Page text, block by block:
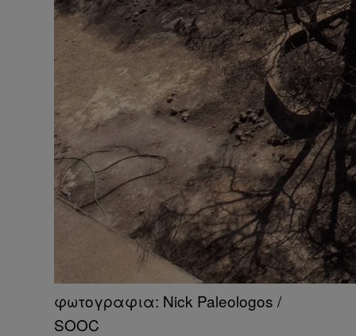
φωτογραφια: Nick Paleologos /
SOOC​